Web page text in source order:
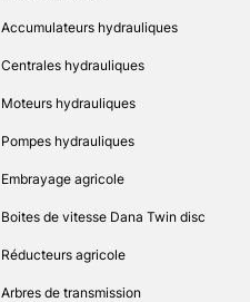
Accumulateurs hydrauliques
Centrales hydrauliques
Moteurs hydrauliques
Pompes hydrauliques
Embrayage agricole
Boites de vitesse Dana Twin disc
Réducteurs agricole
Arbres de transmission